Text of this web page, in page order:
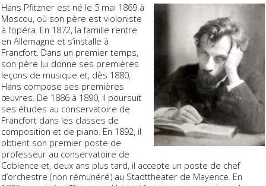
Hans Pfitzner est né le 5 mai 1869 à
Moscou, où son père est violoniste
à l’opéra. En 1872, la famille rentre
en Allemagne et s’installe à
Francfort. Dans un premier temps,
son père lui donne ses premières
leçons de musique et, dès 1880,
Hans compose ses premières
œuvres. De 1886 à 1890, il poursuit
ses études au conservatoire de
Francfort dans les classes de
composition et de piano. En 1892, il
obtient son premier poste de
professeur au conservatoire de
Coblence et, deux ans plus tard, il accepte un poste de chef
d’orchestre (non rémunéré) au Stadttheater de Mayence. En